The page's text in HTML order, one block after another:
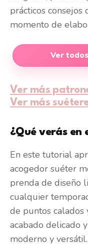
prácticos consejos
momento de
Ver
Ver más
Ver más
¿Qué verás en
En este tutorial
acogedor suéter
prenda de diseño
cualquier
de puntos
acabado delicado
moderno y